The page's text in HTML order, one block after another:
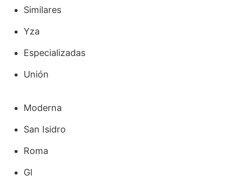
Similares
Yza
Especializadas
Unión
Moderna
San Isidro
Roma
GI